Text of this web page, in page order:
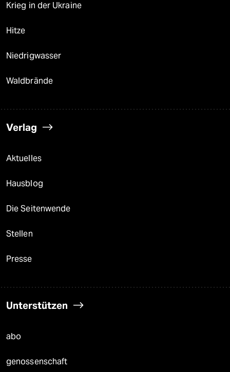
Krieg in der Ukraine
Hitze
Niedrigwasser
Waldbrände
Verlag
Aktuelles
Hausblog
Die Seitenwende
Stellen
Presse
Unterstützen
abo
genossenschaft